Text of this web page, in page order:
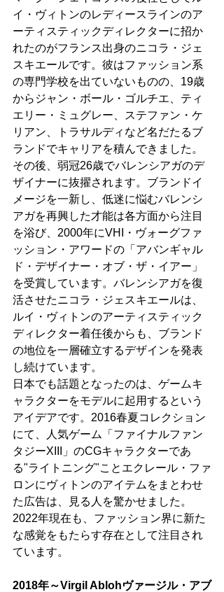
イ・ヴィトンのレディースラインのア
ーティスティックディレクターに招か
れたのがフランス出身のニコラ・ジェ
スキエールです。彼はファッション系
の専門学校を出ていないものの、19歳
からジャン・ボール・ゴルチエ、ティ
エリー・ミュグレー、ステファン・ケ
リアン、トラサルディなど名だたるブ
ランドでキャリアを積んできました。
その後、弱冠26歳でバレンシアガのデ
ザイナーに抜擢されます。ブランドイ
メージを一新し、低迷に悩むバレンシ
アガを再興した才能は各方面から注目
を浴び、2000年にVHI・ヴォーグファ
ッション・アワードの「アバンギャル
ド・デザイナー・オブ・ザ・イアー」
を受賞しています。バレンシアガを復
活させたニコラ・ジェスキエールは、
ルイ・ヴィトンのアーティスティック
ディレクター着任後からも、ブランド
の地位を一層確立するデザインを発表
し続けています。
日本でも話題となったのは、ゲームキ
ャラクターをモデルに起用するという
アイデアです。2016春夏コレクション
にて、人気ゲーム「ファイナルファン
タジーXIII」のCGキャラクターであ
る"ライトニング"ことエクレール・ファ
ロンにヴィトンのアイテムをまとわせ
た広告は、見る人を驚かせました。
2022年現在も、ファッション界に新た
な感覚をもたらす存在として注目され
ています。
2018年～Virgil Ablohヴァージル・アブ